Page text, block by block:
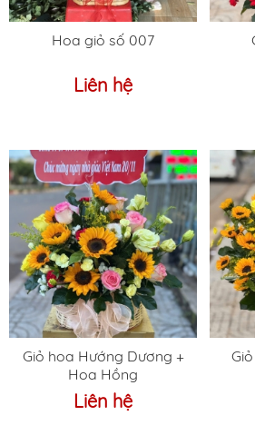
Hoa giỏ số 007
Liên hệ
Giỏ hoa Hướng Dương +
Hoa Hồng
Liên hệ